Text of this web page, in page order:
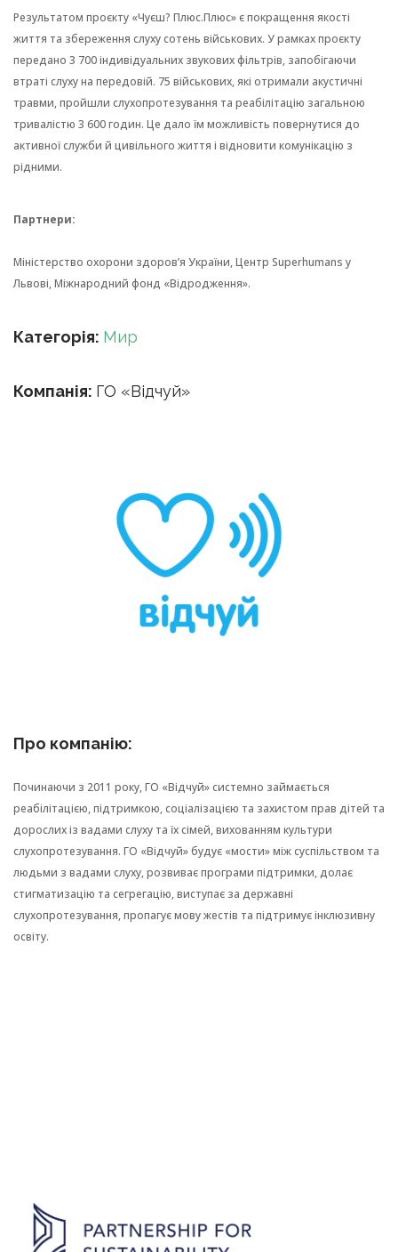
Результатом проєкту «Чуєш? Плюс.Плюс» є покращення якості
життя та збереження слуху сотень військових. У рамках проєкту
передано 3 700 індивідуальних звукових фільтрів, запобігаючи
втраті слуху на передовій. 75 військових,які отримали акустичні
травми, пройшли слухопротезування та реабілітацію загальною
тривалістю 3 600 годин. Це дало їм можливість повернутися до
активної служби й цивільного життя і відновити комунікацію з
рідними.
Партнери:
Міністерство охорони здоров’я України, Центр Superhumans у
Львові, Міжнародний фонд «Відродження».
Категорія: Мир
Компанія: ГО «Відчуй»
Про компанію:
Починаючи з 2011 року, ГО «Відчуй» системно займається
реабілітацією,підтримкою,соціалізацією та захистом прав дітей та
дорослих із вадами слуху та їхсімей, вихованням культури
слухопротезування. ГО «Відчуй» будує «мости» міжсуспільством та
людьми з вадами слуху,розвиває програми підтримки,долає
стигматизацію та сегрегацію,виступає за державні
слухопротезування, пропагує мову жестів та підтримує інклюзивну
освіту.